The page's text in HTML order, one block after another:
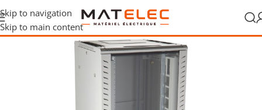
Skip to navigation
Skip to main content
/Réseau et données/Armoiresde donnéesréseau